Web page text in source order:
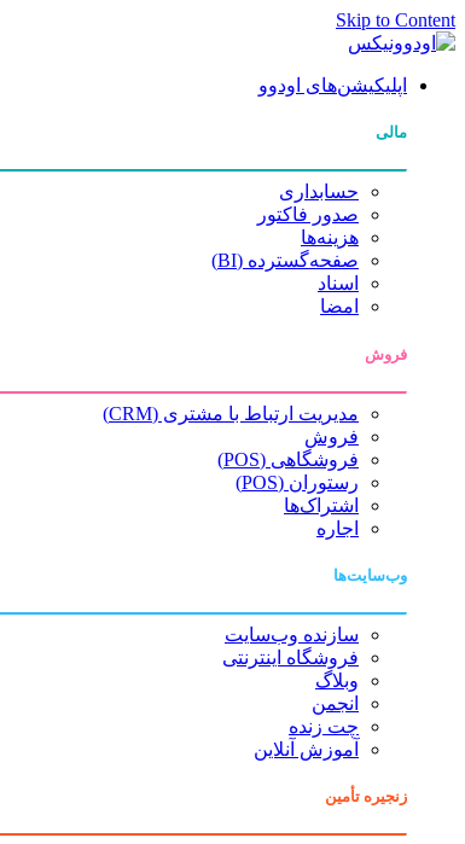
Skip to Content
اپلیکیشن‌های اودوو
مالی
حسابداری
صدور فاکتور
هزینه‌ها
صفحه‌گسترده (BI)
اسناد
امضا
فروش
مدیریت ارتباط با مشتری (CRM)
فروش
فروشگاهی (POS)
رستوران (POS)
اشتراک‌ها
اجاره
وب‌سایت‌ها
سازنده وب‌سایت
فروشگاه اینترنتی
وبلاگ
انجمن
چت زنده
آموزش آنلاین
زنجیره تأمین